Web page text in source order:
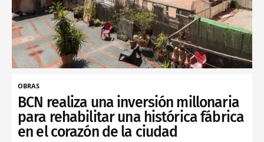
OBRAS
BCN realiza una inversión millonaria
para rehabilitar una histórica fábrica
en el corazón de la ciudad